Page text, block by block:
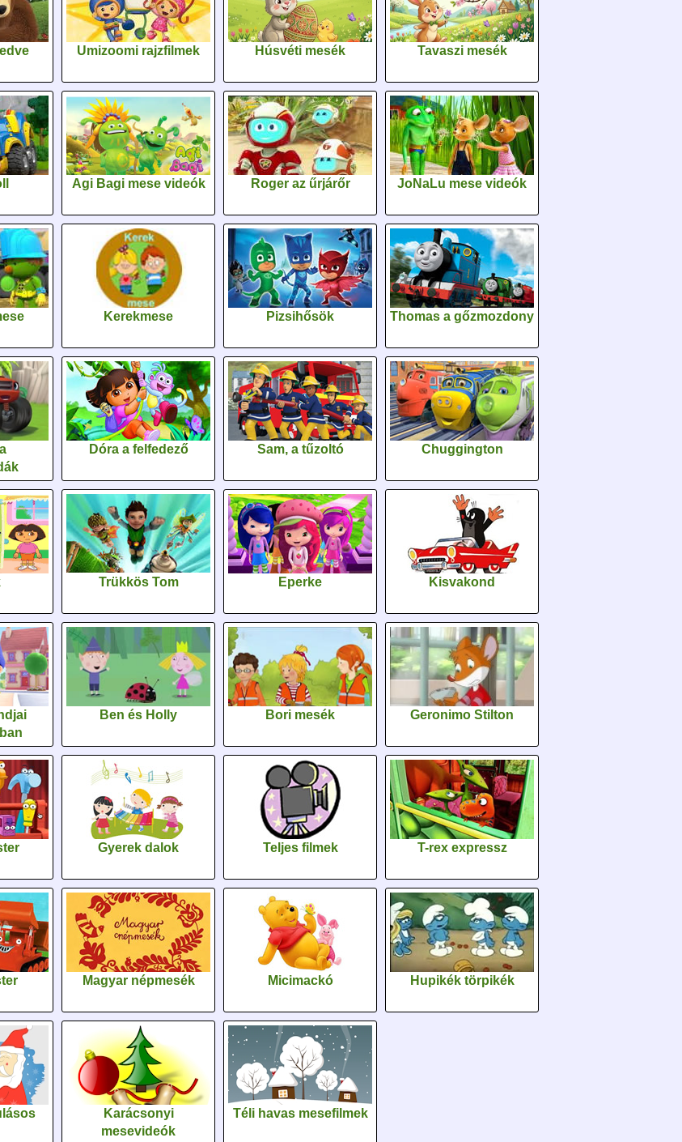
Umizoomi rajzfilmek Húsvéti mesék Tavaszi mesék
Agi Bagi mese videók Roger az űrjárőr JoNaLu mese videók
Kerekmese Pizsihősök Thomas a gőzmozdony
Dóra a felfedező Sam, a tűzoltó Chuggington
Trükkös Tom Eperke Kisvakond
Ben és Holly Bori mesék Geronimo Stilton
Gyerek dalok Teljes filmek T-rex expressz
Magyar népmesék Micimackó Hupikék törpikék
Karácsonyi
mesevideók
Téli havas mesefilmek